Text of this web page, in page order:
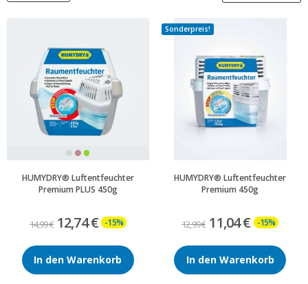
HUMYDRY® Luftentfeuchter
Premium PLUS 450g
14,99 € 12,74 € -15%
In den Warenkorb
Sonderpreis!
HUMYDRY® Luftentfeuchter
Premium 450g
12,99 € 11,04 € -15%
In den Warenkorb